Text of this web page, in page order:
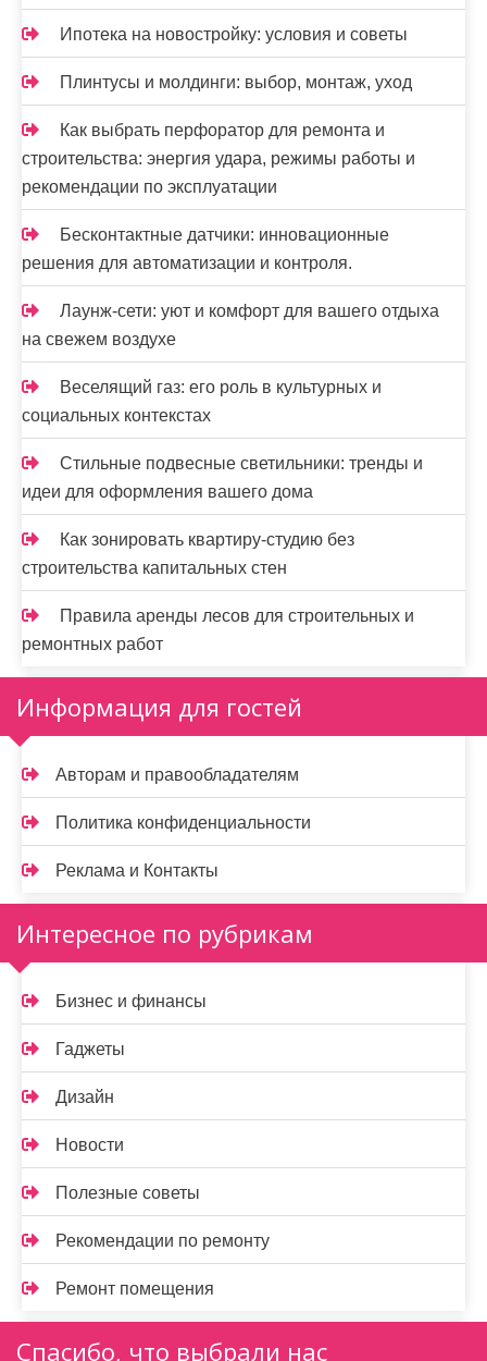
Ипотека на новостройку: условия и советы
Плинтусы и молдинги: выбор, монтаж, уход
Как выбрать перфоратор для ремонта и
строительства: энергия удара, режимы работы и
рекомендации по эксплуатации
Бесконтактные датчики: инновационные
решения для автоматизации и контроля.
Лаунж-сети: уют и комфорт для вашего отдыха
на свежем воздухе
Веселящий газ: его роль в культурных и
социальных контекстах
Стильные подвесные светильники: тренды и
идеи для оформления вашего дома
Как зонировать квартиру-студию без
строительства капитальных стен
Правила аренды лесов для строительных и
ремонтных работ
Информация для гостей
Авторам и правообладателям
Политика конфиденциальности
Реклама и Контакты
Интересное по рубрикам
Бизнес и финансы
Гаджеты
Дизайн
Новости
Полезные советы
Рекомендации по ремонту
Ремонт помещения
Спасибо, что выбрали нас